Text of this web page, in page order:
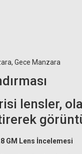
Filtre (10 Stop)
Gece Manzara
lensler,
GM Lens İncelemesi